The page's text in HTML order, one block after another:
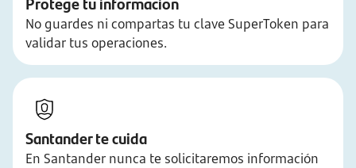
No guardes ni compartas tu clave SuperToken para
validar tus operaciones.
Santander te cuida
En Santander nunca te solicitaremos información